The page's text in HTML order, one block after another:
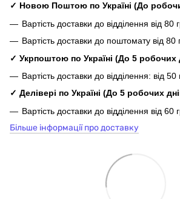
✓ Новою Поштою по Україні (До
Вартість доставки до відділення від 80
Вартість доставки до поштомату від 80
✓ Укрпоштою по Україні (До 5 робочих
Вартість доставки до відділення: від 50
✓ Делівері по Україні (До 5 робочих
Вартість доставки до відділення від 60
Більше інформації про доставку